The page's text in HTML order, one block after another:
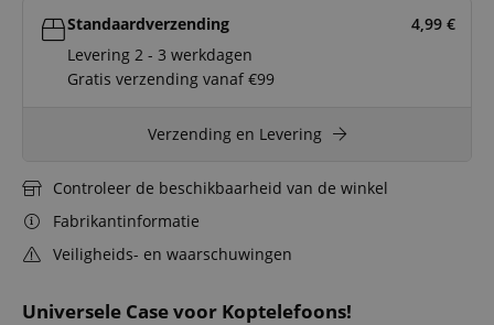
Universele Case voor Koptelefoons!
Standaardverzending 4,99 €
Levering 2 - 3 werkdagen
Gratis verzending vanaf €99
Verzending en Levering
Controleer de beschikbaarheid van de winkel
Fabrikantinformatie
Veiligheids- en waarschuwingen